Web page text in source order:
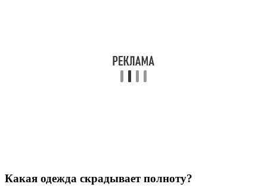
Какая одежда скрадывает полноту?